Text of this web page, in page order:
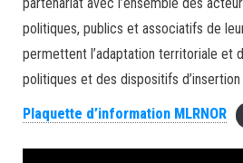
politiques, publics et associatifs de
permettent l’adaptation territoriale et
politiques et des dispositifs
Plaquette d’information MLRNOR